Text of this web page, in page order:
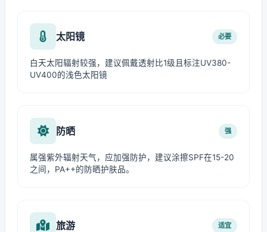
太阳镜 必要
白天太阳辐射较强，建议佩戴透射比1级且标注UV380-
UV400的浅色太阳镜
防晒 强
属强紫外辐射天气，应加强防护，建议涂擦SPF在15-20
之间，PA++的防晒护肤品。
旅游 适宜